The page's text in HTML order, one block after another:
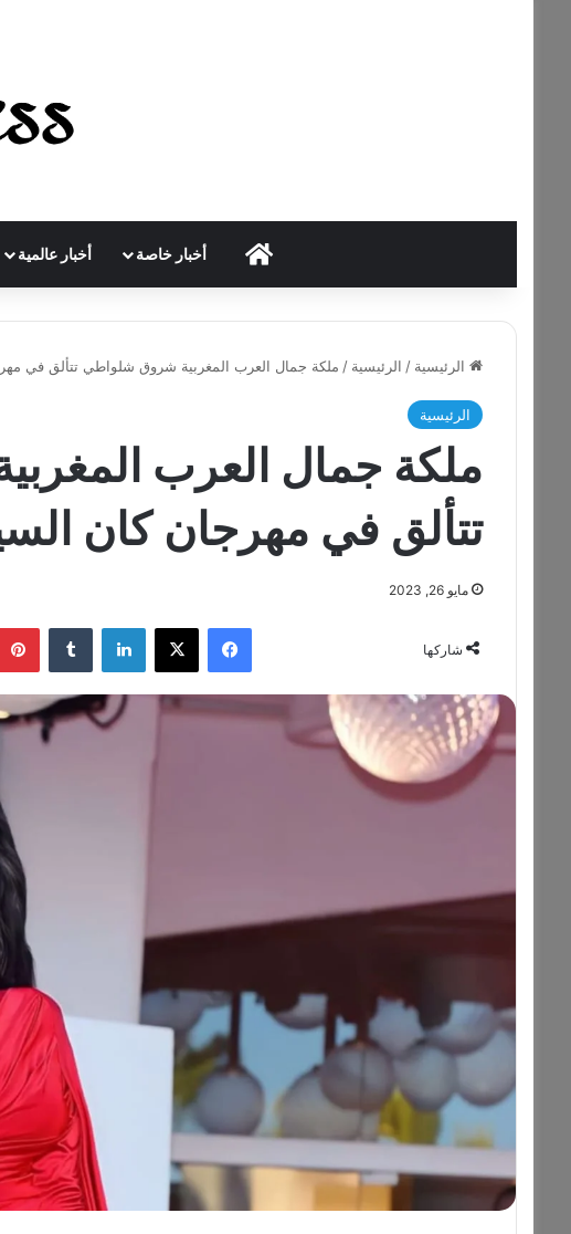
HOMEأخبار خاصة أخبار عالمية
الرئيسية / الرئيسية / ملكة جمال العرب المغربية شروق شلواطي تتألق في
الرئيسية
ملكة جمال العرب
تتألق في مهرجان كان
مايو 26, 2023
شاركها
فيسبوك ‫X لينكدإن ‏Tumblr